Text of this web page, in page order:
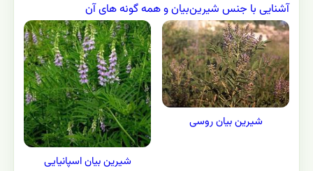
آشنایی با جنس شیرین‌بیان و همه گونه های آن
شیرین بیان روسی
شیرین بیان اسپانیایی